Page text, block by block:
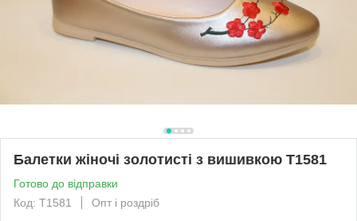
Балетки жіночі золотисті з вишивкою Т1581
Готово до відправки
Код: Т1581
Опт і роздріб